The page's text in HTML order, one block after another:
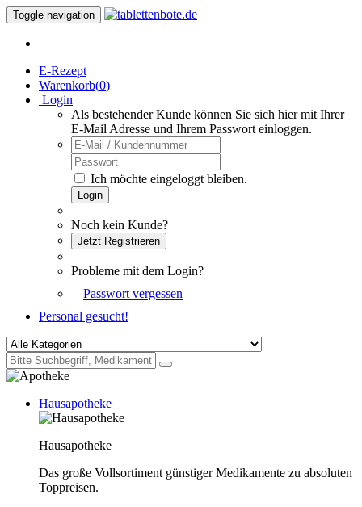
Toggle navigation
E-Rezept
Warenkorb(0)
Login
Als bestehender Kunde können Sie sich hier mit Ihrer
E-Mail Adresse und Ihrem Passwort einloggen.
Ich möchte eingeloggt bleiben.
Login
Noch kein Kunde?
Jetzt Registrieren
Probleme mit dem Login?
Passwort vergessen
Personal gesucht!
Hausapotheke
Hausapotheke
Das große Vollsortiment günstiger Medikamente zu absoluten
Toppreisen.